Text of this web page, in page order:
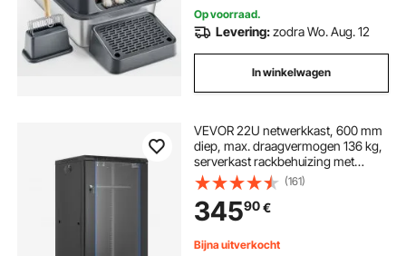
Op voorraad.
Levering:zodra Wo. Aug. 12
In winkelwagen
VEVOR 22U netwerkkast, 600 mm
diep, max. draagvermogen 136 kg,
serverkast rackbehuizing met
afsluitbare gehard glazen deur,
zijpanelen, serverrack voor IT-
apparatuur, audiovisuele apparatuur
(161)
34590€
Bijna uitverkocht